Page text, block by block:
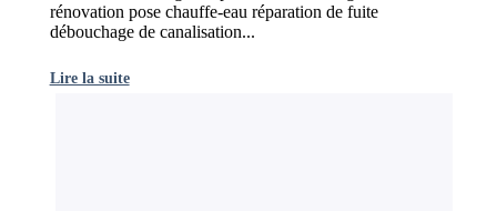
rénovation pose chauffe-eau réparation de fuite
débouchage de canalisation...
Lire la suite